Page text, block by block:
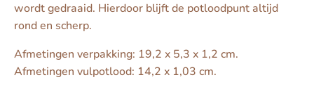
wordt gedraaid. Hierdoor blijft de potloodpunt altijd
rond en scherp.
Afmetingen verpakking: 19,2 x 5,3 x 1,2 cm.
Afmetingen vulpotlood: 14,2 x 1,03 cm.